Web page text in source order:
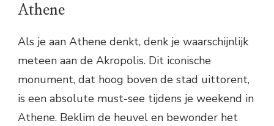
Athene
Als je aan Athene denkt, denk je waarschijnlijk
meteen aan de Akropolis. Dit iconische
monument, dat hoog boven de stad uittorent,
is een absolute must-see tijdens je weekend in
Athene. Beklim de heuvel en bewonder het